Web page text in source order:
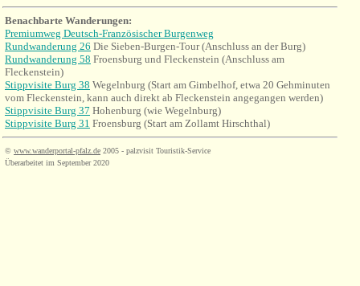
Benachbarte Wanderungen:
Premiumweg Deutsch-Französischer Burgenweg
Rundwanderung 26 Die Sieben-Burgen-Tour (Anschluss an der Burg)
Rundwanderung 58 Froensburg und Fleckenstein (Anschluss am
Fleckenstein)
Stippvisite Burg 38 Wegelnburg (Start am Gimbelhof, etwa 20 Gehminuten
vom Fleckenstein, kann auch direkt ab Fleckenstein angegangen werden)
Stippvisite Burg 37 Hohenburg (wie Wegelnburg)
Stippvisite Burg 31 Froensburg (Start am Zollamt Hirschthal)
© www.wanderportal-pfalz.de 2005 - palzvisit Touristik-Service
Überarbeitet im September 2020